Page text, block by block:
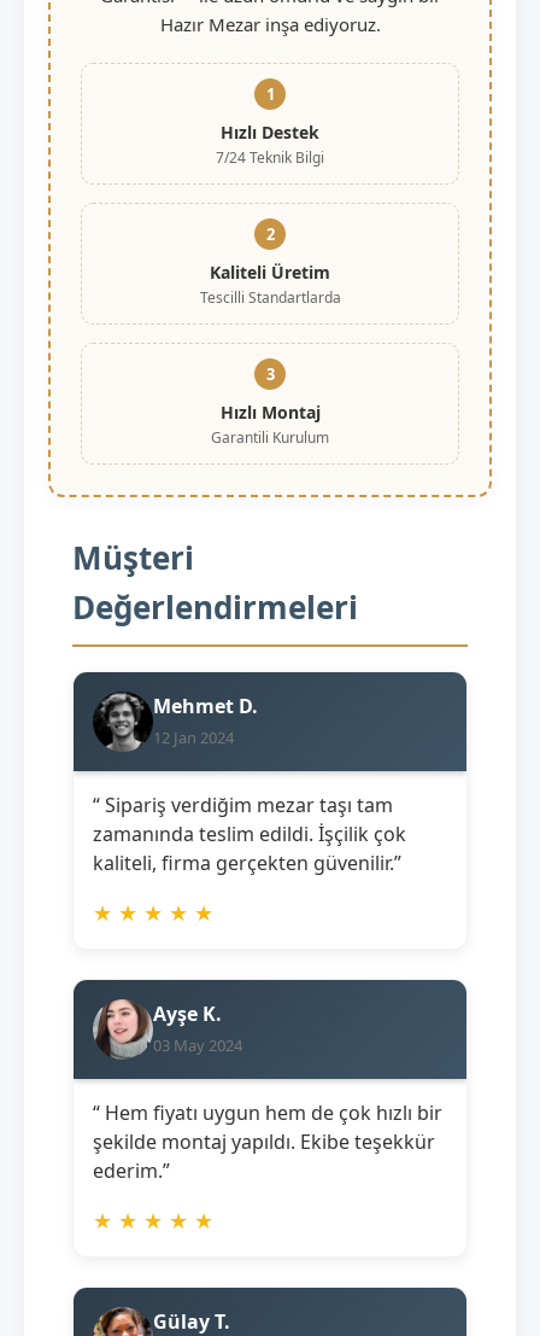
Hazır Mezar inşa ediyoruz.
1
Hızlı Destek
7/24 Teknik Bilgi
2
Kaliteli Üretim
Tescilli Standartlarda
3
Hızlı Montaj
Garantili Kurulum
Müşteri
Değerlendirmeleri
Mehmet D.
12 Jan 2024
“ Sipariş verdiğim mezar taşı tam
zamanında teslim edildi. İşçilik çok
kaliteli, firma gerçekten güvenilir.”
★ ★ ★ ★ ★
Ayşe K.
03 May 2024
“ Hem fiyatı uygun hem de çok hızlı bir
şekilde montaj yapıldı. Ekibe teşekkür
ederim.”
★ ★ ★ ★ ★
Gülay T.